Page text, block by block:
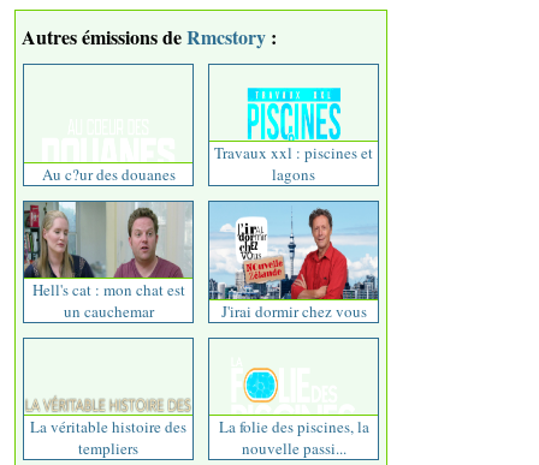
Autres émissions deRmcstory :
Au c?ur des douanes
Travaux xxl : piscines et
lagons
Hell's cat : mon chat est
un cauchemar
J'irai dormir chez vous
La véritable histoire des
templiers
La folie des piscines, la
nouvelle passi...